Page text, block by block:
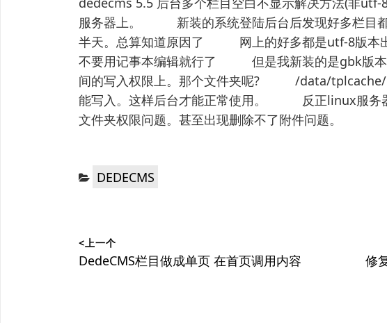
服务器上。 新装的系统登陆后台后发现好多栏目都
半天。总算知道原因了 网上的好多都是utf-8版本出
不要用记事本编辑就行了 但是我新装的是gbk版本
间的写入权限上。那个文件夹呢? /data/tplcache/
能写入。这样后台才能正常使用。 反正linux服务
文件夹权限问题。甚至出现删除不了附件问题。
分 DEDECMS
章
<上一个
上
DedeCMS栏目做成单页 在首页调用内容
下
修